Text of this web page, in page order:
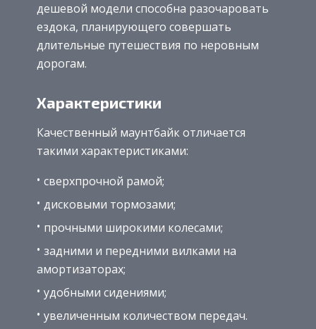
дешевой модели способна разочаровать
ездока, планирующего совершать
длительные путешествия по неровным
дорогам.
Характеристики
Качественный маунтбайк отличается
такими характеристиками:
сверхпрочной рамой;
дисковыми тормозами;
прочными широкими колесами;
задними и передними вилками на
амортизаторах;
удобными сидениями;
увеличенным количеством передач.